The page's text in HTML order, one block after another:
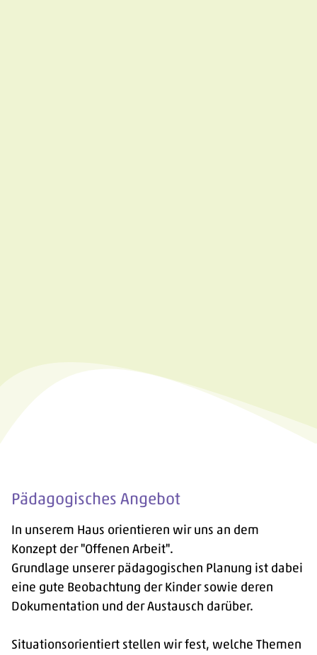
Pädagogisches Angebot
In unserem Haus orientieren wir uns an dem
Konzept der "Offenen Arbeit".
Grundlage unserer pädagogischen Planung ist dabei
eine gute Beobachtung der Kinder sowie deren
Dokumentation und der Austausch darüber.
Situationsorientiert stellen wir fest, welche Themen